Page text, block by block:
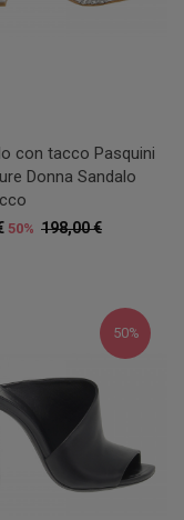
con tacco Pasquini
Donna Sandalo
198,00 €
50%
50%